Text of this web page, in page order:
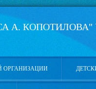
А. КОПОТИЛОВА"
ОРГАНИЗАЦИИ